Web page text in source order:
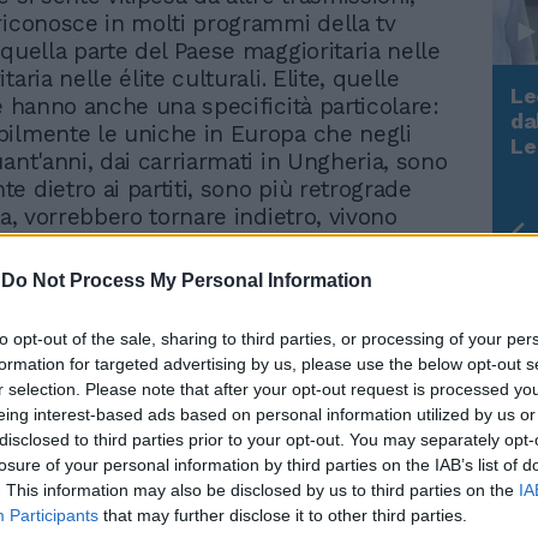
Do Not Process My Personal Information
opt-out of the sale, sharing to third parties, or processing of your
for targeted advertising by us, please use the below opt-out
selection. Please note that after your opt-out request is processed
interest-based ads based on personal information utilized by us
to third parties prior to your opt-out. You may separately
of your personal information by third parties on the IAB’s list of
This information may also be disclosed by us to third parties on the
Participants that may further disclose it to other third parties.
in molti programmi della tv
parte del Paese maggioritaria nelle
nelle élite culturali. Elite, quelle
hanno anche una specificità particolare:
le uniche in Europa che negli
dai carriarmati in Ungheria, sono
dietro ai partiti, sono più retrograde
vorrebbero tornare indietro, vivono
anni Settanta, pensano che gli anni di
sono finiti e sotto sotto vorrebbero che
a fiorire quelle stagioni. La risposta a
del Paese che usa la clava, alle volte
che sogna le teste rotolanti, il sangue
ebbene la risposta, non può essere
e mettersi a fare rutti, sputare in
No, non può farlo un partito di
il Pdl. Non può il Pdl, il partito degli
a scioperare contro la tv degli italiani.
politica che ha espresso la
Rudy Giuliani a Come States?
Trump, Meloni e la strategia
americana